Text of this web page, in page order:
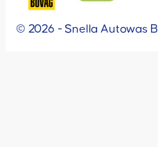
© 2026 - Snella Autowas